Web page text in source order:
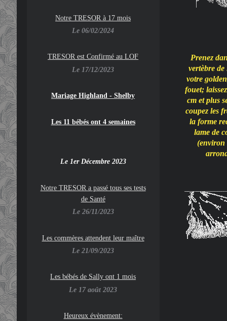
Prenez
vertèbre
votre
fouet;
cm et plus
coupez les
la forme
lame de
(environ
Notre TRESOR à 17 mois
Le 06/02/2024
TRESOR est Confirmé au LOF
Le 17/12/2023
Mariage Highland - Shelby
Les 11 bébés ont 4 semaines
Le 1er Décembre 2023
Notre TRESOR a passé tous ses tests
de Santé
Le 26/11/2023
Les commères attendent leur maître
Le 21/09/2023
Les bébés de Sally ont 1 mois
Le 17 août 2023
Heureux évènement: